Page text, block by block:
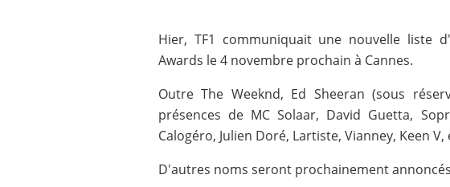
Hier, TF1 communiquait une nouvelle liste
Awards le 4 novembre prochain à Cannes.
Outre The Weeknd, Ed Sheeran (sous
présences de MC Solaar, David Guetta,
Calogéro, Julien Doré, Lartiste, Vianney, Keen V,
D'autres noms seront prochainement